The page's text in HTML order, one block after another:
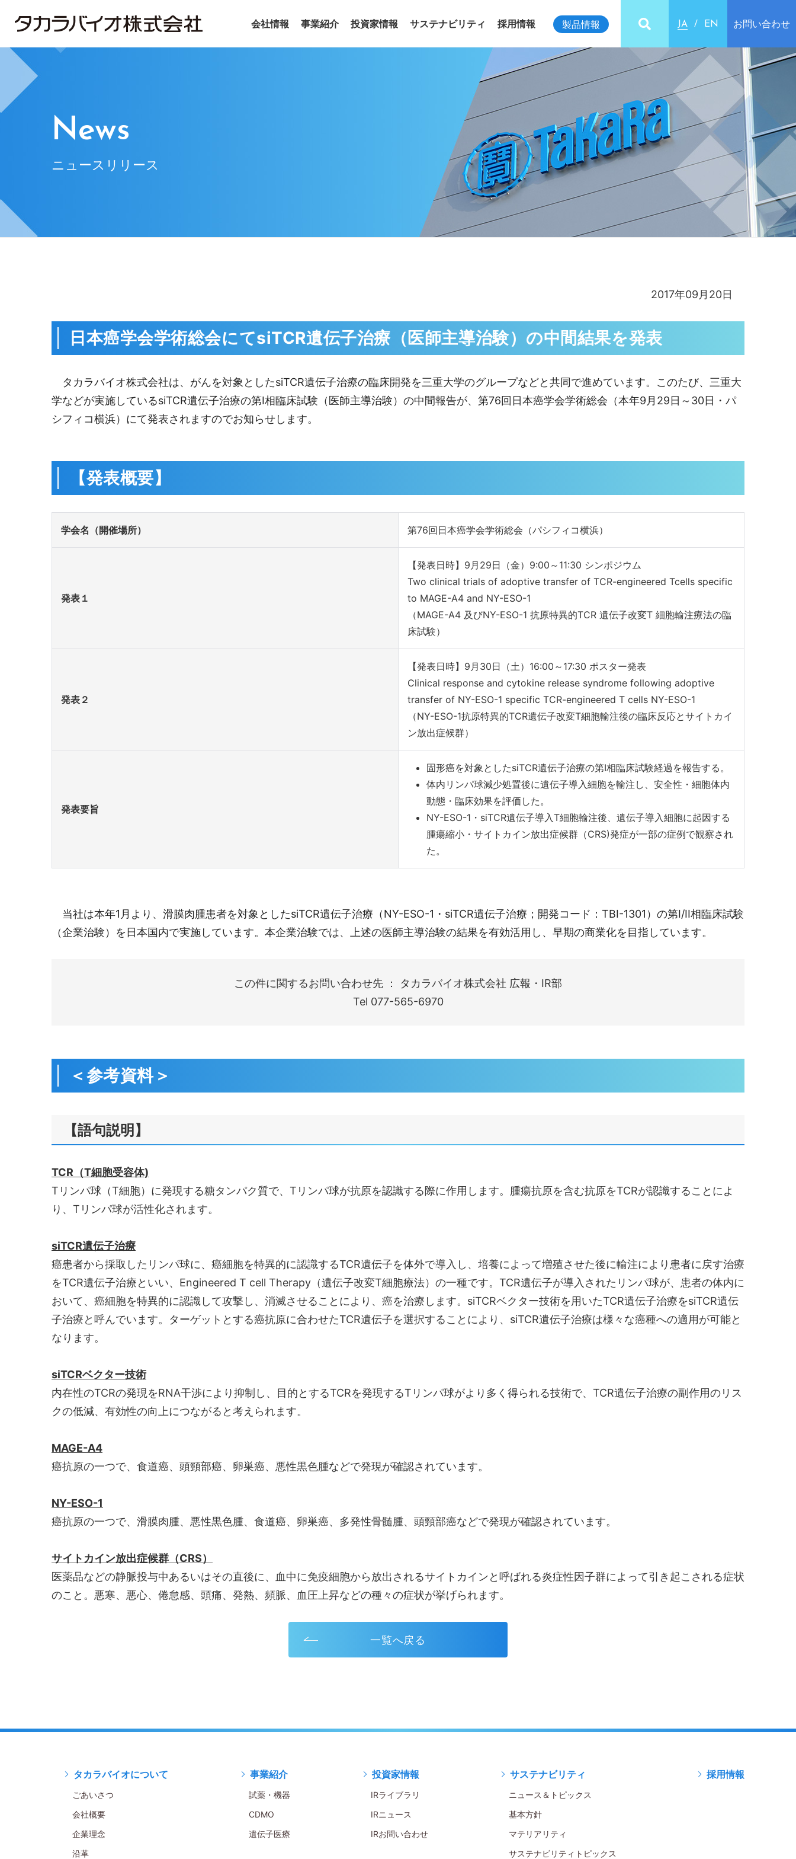
News
ニュースリリース
2017年09月20日
日本癌学会学術総会にてsiTCR遺伝子治療（医師主導治験）の中間結果を発表
タカラバイオ株式会社は、がんを対象としたsiTCR遺伝子治療の臨床開発を三重大学のグループなどと共同で進めています。このたび、三重大
学などが実施しているsiTCR遺伝子治療の第I相臨床試験（医師主導治験）の中間報告が、第76回日本癌学会学術総会（本年9月29日～30日・パ
シフィコ横浜）にて発表されますのでお知らせします。
【発表概要】
学会名（開催場所） 第76回日本癌学会学術総会（パシフィコ横浜）
発表１
【発表日時】9月29日（金）9:00～11:30 シンポジウム
Two clinical trials of adoptive transfer of TCR-engineered Tcells specific
to MAGE-A4 and NY-ESO-1
（MAGE-A4 及びNY-ESO-1 抗原特異的TCR 遺伝子改変T 細胞輸注療法の臨
床試験）
発表２
【発表日時】9月30日（土）16:00～17:30 ポスター発表
Clinical response and cytokine release syndrome following adoptive
transfer of NY-ESO-1 specific TCR-engineered T cells NY-ESO-1
（NY-ESO-1抗原特異的TCR遺伝子改変T細胞輸注後の臨床反応とサイトカイ
ン放出症候群）
発表要旨
固形癌を対象としたsiTCR遺伝子治療の第Ⅰ相臨床試験経過を報告する。
体内リンパ球減少処置後に遺伝子導入細胞を輸注し、安全性・細胞体内
動態・臨床効果を評価した。
NY-ESO-1・siTCR遺伝子導入T細胞輸注後、遺伝子導入細胞に起因する
腫瘍縮小・サイトカイン放出症候群（CRS)発症が一部の症例で観察され
た。
当社は本年1月より、滑膜肉腫患者を対象としたsiTCR遺伝子治療（NY-ESO-1・siTCR遺伝子治療；開発コード：TBI-1301）の第I/II相臨床試験
（企業治験）を日本国内で実施しています。本企業治験では、上述の医師主導治験の結果を有効活用し、早期の商業化を目指しています。
この件に関するお問い合わせ先 ： タカラバイオ株式会社 広報・IR部
Tel 077-565-6970
＜参考資料＞
【語句説明】
TCR（T細胞受容体)
Tリンパ球（T細胞）に発現する糖タンパク質で、Tリンパ球が抗原を認識する際に作用します。腫瘍抗原を含む抗原をTCRが認識することによ
り、Tリンパ球が活性化されます。
siTCR遺伝子治療
癌患者から採取したリンパ球に、癌細胞を特異的に認識するTCR遺伝子を体外で導入し、培養によって増殖させた後に輸注により患者に戻す治療
をTCR遺伝子治療といい、Engineered T cell Therapy（遺伝子改変T細胞療法）の一種です。TCR遺伝子が導入されたリンパ球が、患者の体内に
おいて、癌細胞を特異的に認識して攻撃し、消滅させることにより、癌を治療します。siTCRベクター技術を用いたTCR遺伝子治療をsiTCR遺伝
子治療と呼んでいます。ターゲットとする癌抗原に合わせたTCR遺伝子を選択することにより、siTCR遺伝子治療は様々な癌種への適用が可能と
なります。
siTCRベクター技術
内在性のTCRの発現をRNA干渉により抑制し、目的とするTCRを発現するTリンパ球がより多く得られる技術で、TCR遺伝子治療の副作用のリス
クの低減、有効性の向上につながると考えられます。
MAGE-A4
癌抗原の一つで、食道癌、頭頸部癌、卵巣癌、悪性黒色腫などで発現が確認されています。
NY-ESO-1
癌抗原の一つで、滑膜肉腫、悪性黒色腫、食道癌、卵巣癌、多発性骨髄腫、頭頸部癌などで発現が確認されています。
サイトカイン放出症候群（CRS）
医薬品などの静脈投与中あるいはその直後に、血中に免疫細胞から放出されるサイトカインと呼ばれる炎症性因子群によって引き起こされる症状
のこと。悪寒、悪心、倦怠感、頭痛、発熱、頻脈、血圧上昇などの種々の症状が挙げられます。
一覧へ戻る
タカラバイオについて
ごあいさつ
会社概要
企業理念
沿革
事業紹介
試薬・機器
CDMO
遺伝子医療
投資家情報
IRライブラリ
IRニュース
IRお問い合わせ
サステナビリティ
ニュース＆トピックス
基本方針
マテリアリティ
サステナビリティトピックス
採用情報
製品情報 JA EN お問い合わせ
ごあいさつ グループ会社
会社情報
試薬・機器
事業紹介
IRライブラリ
投資家情報
ニュース＆トピックス サステナビリティインデックス
サステナビリティ 採用情報